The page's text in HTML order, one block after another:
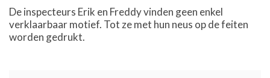
De inspecteurs Erik en Freddy vinden geen enkel
verklaarbaar motief. Tot ze met hun neus op de feiten
worden gedrukt.